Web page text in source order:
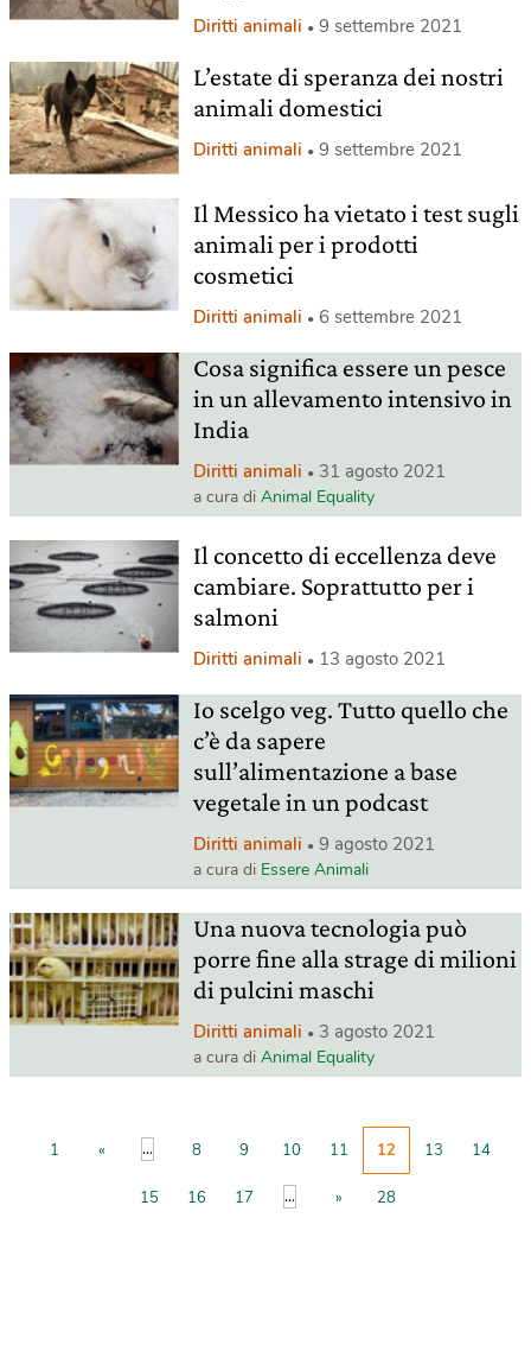
Diritti animali 9 settembre 2021
L’estate di speranza dei nostri
animali domestici
Diritti animali 9 settembre 2021
Il Messico ha vietato i test sugli
animali per i prodotti
cosmetici
Diritti animali 6 settembre 2021
Cosa significa essere un pesce
in un allevamento intensivo in
India
Diritti animali 31 agosto 2021
a cura di Animal Equality
Il concetto di eccellenza deve
cambiare. Soprattutto per i
salmoni
Diritti animali 13 agosto 2021
Io scelgo veg. Tutto quello che
c’è da sapere
sull’alimentazione a base
vegetale in un podcast
Diritti animali 9 agosto 2021
a cura di Essere Animali
Una nuova tecnologia può
porre fine alla strage di milioni
di pulcini maschi
Diritti animali 3 agosto 2021
a cura di Animal Equality
1 « ... 8 9 10 11 12 13 14
15 16 17 ... » 28